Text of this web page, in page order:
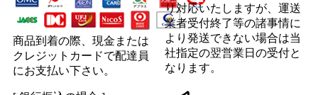
商品到着の際、現金または
クレジットカードで配達員
にお支払い下さい。
り対応いたしますが、運送
業者受付終了等の諸事情に
より発送できない場合は当
社指定の翌営業日の受付と
なります。